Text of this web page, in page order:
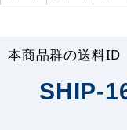
本商品群の送料ID
SHIP-